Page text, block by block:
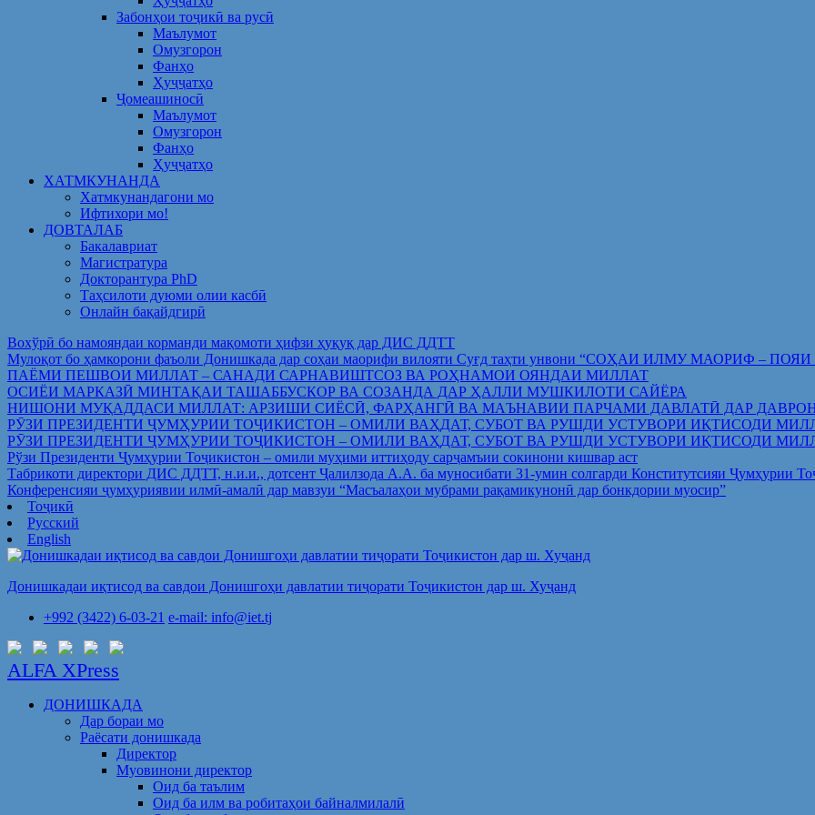
Забонҳои тоҷикӣ ва русӣ
Маълумот
Омузгорон
Фанҳо
Ҳуҷҷатҳо
Ҷомеашиносӣ
Маълумот
Омузгорон
Фанҳо
Ҳуҷҷатҳо
ХАТМКУНАНДА
Хатмкунандагони мо
Ифтихори мо!
ДОВТАЛАБ
Бакалавриат
Магистратура
Докторантура PhD
Таҳсилоти дуюми олии касбӣ
Онлайн бақайдгирӣ
Вохўрӣ бо намояндаи корманди мақомоти ҳифзи ҳуқуқ дар ДИС ДДТТ
Мулоқот бо ҳамкорони фаъоли Донишкада дар соҳаи маорифи вилояти Суғд таҳти унвони “СОҲАИ ИЛМУ МАОРИФ
ПАЁМИ ПЕШВОИ МИЛЛАТ – САНАДИ САРНАВИШТСОЗ ВА РОҲНАМОИ ОЯНДАИ МИЛЛАТ
ОСИЁИ МАРКАЗӢ МИНТАҚАИ ТАШАББУСКОР ВА СОЗАНДА ДАР ҲАЛЛИ МУШКИЛОТИ САЙЁРА
НИШОНИ МУҚАДДАСИ МИЛЛАТ: АРЗИШИ СИЁСӢ, ФАРҲАНГӢ ВА МАЪНАВИИ ПАРЧАМИ ДАВЛАТӢ ДАР
РӮЗИ ПРЕЗИДЕНТИ ҶУМҲУРИИ ТОҶИКИСТОН – ОМИЛИ ВАҲДАТ, СУБОТ ВА РУШДИ УСТУВОРИ ИҚТИСОДИ
РӮЗИ ПРЕЗИДЕНТИ ҶУМҲУРИИ ТОҶИКИСТОН – ОМИЛИ ВАҲДАТ, СУБОТ ВА РУШДИ УСТУВОРИ ИҚТИСОДИ
Рўзи Президенти Ҷумҳурии Тоҷикистон – омили муҳими иттиҳоду сарҷамъии сокинони кишвар аст
Табрикоти директори ДИС ДДТТ, н.и.и., дотсент Ҷалилзода А.А. ба муносибати 31-умин солгарди Конститутсияи Ҷумҳурии
Конференсияи ҷумҳуриявии илмӣ-амалӣ дар мавзуи “Масъалаҳои мубрами рақамикунонӣ дар бонкдории муосир”
Тоҷикӣ
Русский
English
Донишкадаи иқтисод ва савдои Донишгоҳи давлатии тиҷорати Тоҷикистон дар ш. Хуҷанд
+992 (3422) 6-03-21 e-mail: info@iet.tj
ALFA XPress
ДОНИШКАДА
Дар бораи мо
Раёсати донишкада
Директор
Муовинони директор
Оид ба таълим
Оид ба илм ва робитаҳои байналмилалӣ